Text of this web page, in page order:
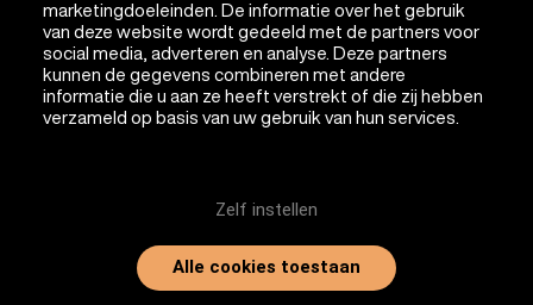
marketingdoeleinden. De informatie over het gebruik
van deze website wordt gedeeld met de partners voor
social media, adverteren en analyse. Deze partners
kunnen de gegevens combineren met andere
informatie die u aan ze heeft verstrekt of die zij hebben
verzameld op basis van uw gebruik van hun services.
Zelf instellen
Alle cookies toestaan